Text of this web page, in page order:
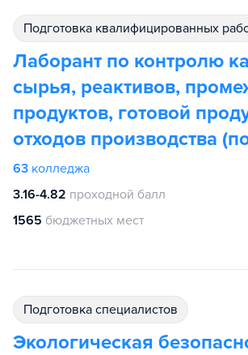
подготовка квалифицированных
Лаборант по контролю
сырья, реактивов,
продуктов, готовой
отходов производства
63 колледжа
3.16-4.82 проходной балл
1565 бюджетных мест
подготовка специалистов
Экологическая